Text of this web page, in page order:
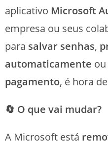
aplicativo Microsoft
empresa ou seus
para salvar senhas,
automaticamente ou
pagamento, é hora
🔄 O que vai mudar?
A Microsoft está